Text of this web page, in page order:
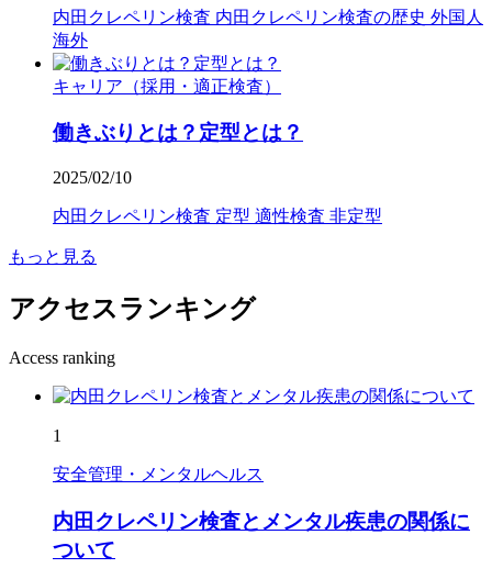
内田クレペリン検査 内田クレペリン検査の歴史 外国人
海外
キャリア（採用・適正検査）
働きぶりとは？定型とは？
2025/02/10
内田クレペリン検査 定型 適性検査 非定型
もっと見る
アクセスランキング
Access ranking
1
安全管理・メンタルヘルス
内田クレペリン検査とメンタル疾患の関係に
ついて